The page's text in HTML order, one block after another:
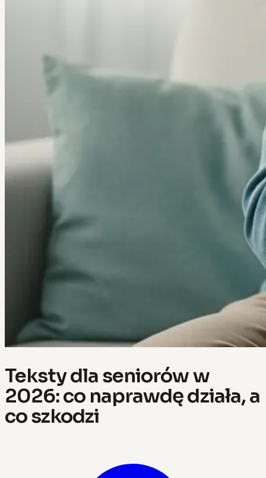
Teksty dla seniorów w
2026: co naprawdę działa, a
co szkodzi